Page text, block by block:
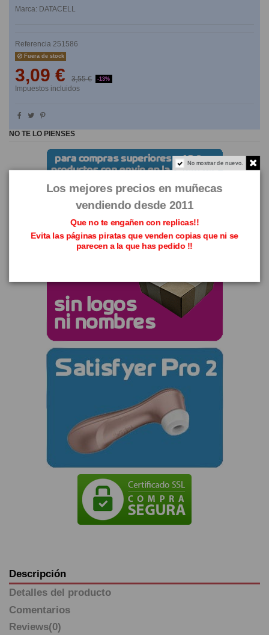
Marca: DATACELL
Referencia 251586
Fuera de stock
3,09 € 3,55 € -13%
Impuestos incluidos
NO TE LO PIENSES
Descripción
Detalles del producto
Comentarios
Reviews(0)
No mostrar de nuevo.
Los mejores precios en muñecas
vendiendo desde 2011
Que no te engañen con replicas!!
Evita las páginas piratas que venden copias que ni se
parecen a la que has pedido !!